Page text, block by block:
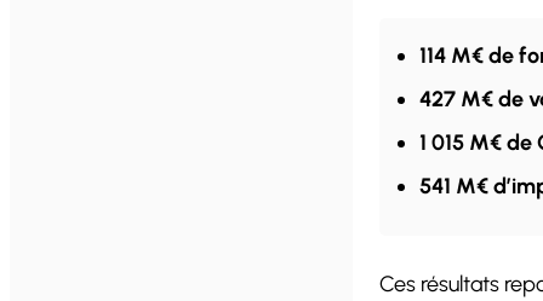
114 M€ de
427 M€ de
1 015 M€ de
541 M€
Ces résultats